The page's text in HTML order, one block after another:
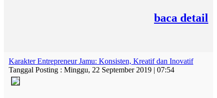
baca detail
Karakter Entrepreneur Jamu: Konsisten, Kreatif dan Inovatif
Tanggal Posting : Minggu, 22 September 2019 | 07:54